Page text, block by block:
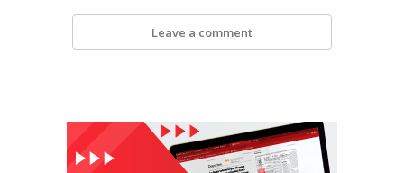
Leave a comment